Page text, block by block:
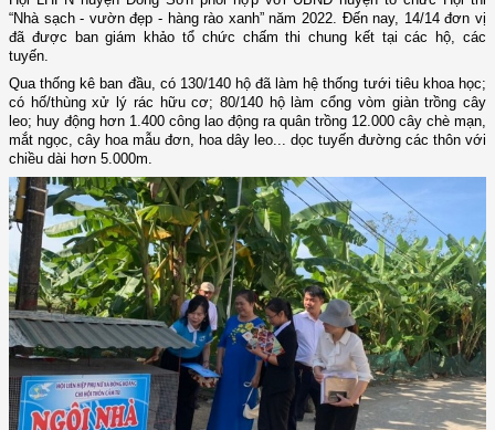
“Nhà sạch - vườn đẹp - hàng rào xanh” năm 2022. Đến nay, 14/14 đơn vị
đã được ban giám khảo tổ chức chấm thi chung kết tại các hộ, các
tuyến.
Qua thống kê ban đầu, có 130/140 hộ đã làm hệ thống tưới tiêu khoa học;
có hố/thùng xử lý rác hữu cơ; 80/140 hộ làm cổng vòm giàn trồng cây
leo; huy động hơn 1.400 công lao động ra quân trồng 12.000 cây chè mạn,
mắt ngọc, cây hoa mẫu đơn, hoa dây leo... dọc tuyến đường các thôn với
chiều dài hơn 5.000m.